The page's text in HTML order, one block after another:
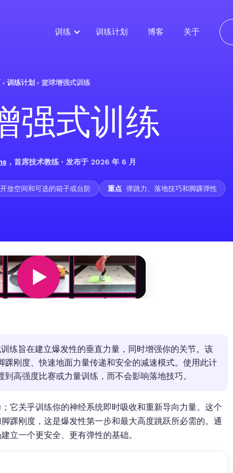
训练 训练计划 博客 关于
› 训练计划 › 篮球增强式训练
强式训练
，首席技术教练 · 发布于 2026 年 6 月
开放空间和可选的箱子或台阶 重点 弹跳力、落地技巧和脚踝弹性
练旨在建立爆发性的垂直力量，同时增强你的关节。该
刚度、快速地面力量传递和安全的减速模式。使用此计
高强度比赛或力量训练，而不会影响落地技巧。
它关乎训练你的神经系统即时吸收和重新导向力量。这个
踝刚度，这是爆发性第一步和最大高度跳跃所必需的。通
立一个更安全、更有弹性的基础。